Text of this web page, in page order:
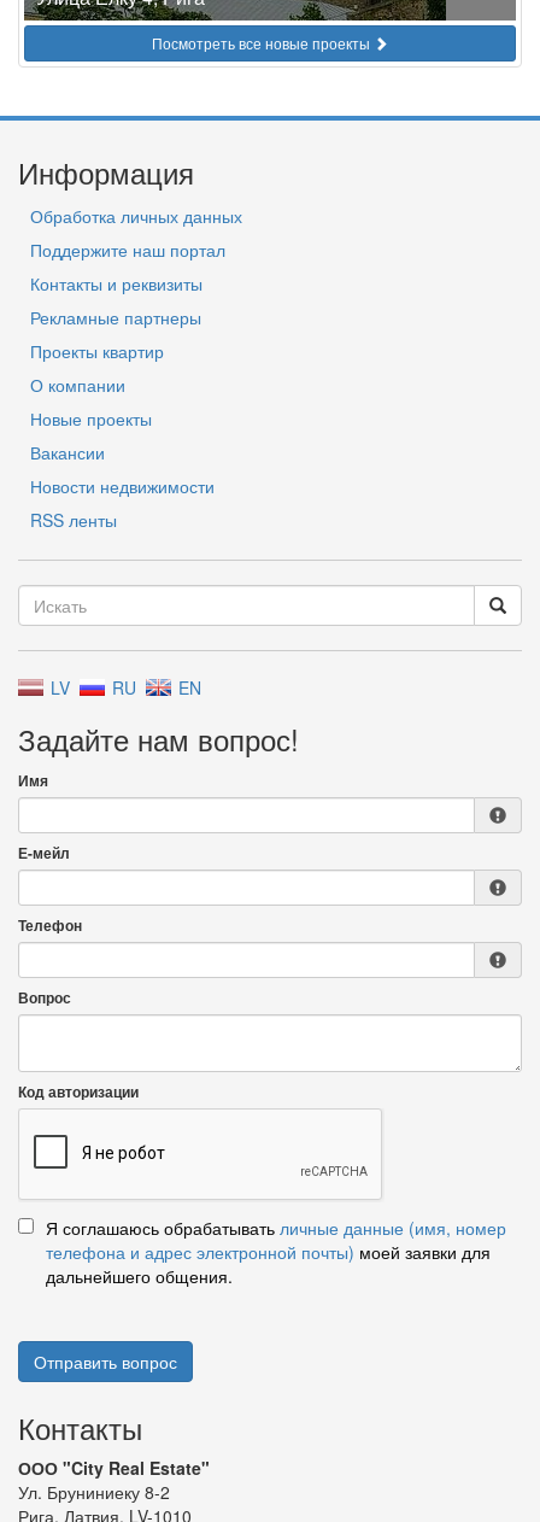
Посмотреть все новые проекты
Информация
Обработка личных данных
Поддержите наш портал
Контакты и реквизиты
Рекламные партнеры
Проекты квартир
О компании
Новые проекты
Вакансии
Новости недвижимости
RSS ленты
LV RU EN
Задайте нам вопрос!
Имя
Е-мейл
Телефон
Вопрос
Код авторизации
Я соглашаюсь обрабатывать личные данные (имя, номер
телефона и адрес электронной почты) моей заявки для
дальнейшего общения.
Отправить вопрос
Контакты
ООО "City Real Estate"
Ул. Бруниниеку 8-2
Рига, Латвия, LV-1010